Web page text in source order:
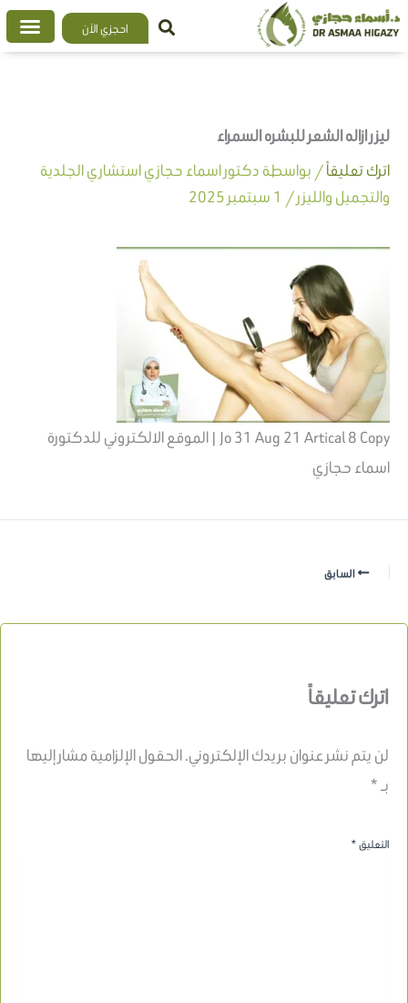
تخطي
إلى
احجزي الآن
ليزر ازاله الشعر للبشره السمراء
اترك تعليقاً/ بواسطة دكتور اسماء حجازي استشاري الجلدية
والتجميل والليزر/ 1 سبتمبر 2025
Jo 31 Aug 21 Artical 8 Copy | الموقع الالكتروني للدكتورة
اسماء حجازي
السابق
اترك تعليقاً
لن يتم نشر عنوان بريدك الإلكتروني.الحقول الإلزامية مشار إليها
بـ*
التعليق*